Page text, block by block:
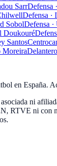
SarrDefensa
Defensa ·
SobolDefensa ·
Doukouré
Santos
Moreira
en España.
ni
RTVE ni con